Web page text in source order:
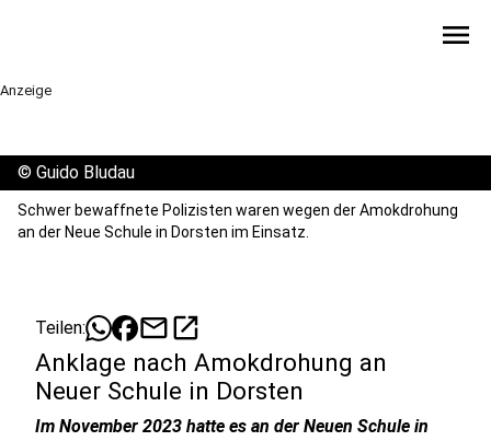
menu
Anzeige
© Guido Bludau
Schwer bewaffnete Polizisten waren wegen der Amokdrohung
an der Neue Schule in Dorsten im Einsatz.
Teilen: mailopen_in_new
Anklage nach Amokdrohung an
Neuer Schule in Dorsten
Im November 2023 hatte es an der Neuen Schule in